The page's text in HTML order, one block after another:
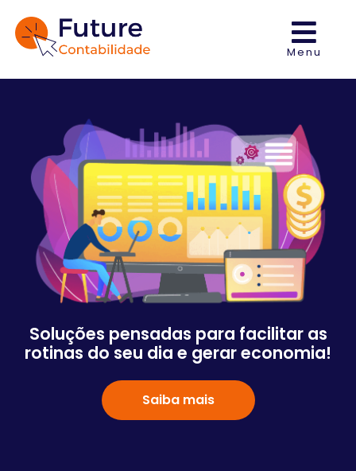
Menu
Soluções pensadas para facilitar as
rotinas do seu dia e gerar economia!
Saiba mais